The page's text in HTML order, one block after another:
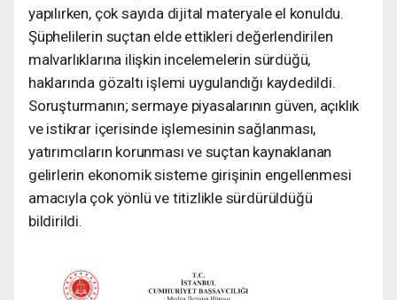
yapılırken, çok sayıda dijital materyale el konuldu.
Şüphelilerin suçtan elde ettikleri değerlendirilen
malvarlıklarına ilişkin incelemelerin sürdüğü,
haklarında gözaltı işlemi uygulandığı kaydedildi.
Soruşturmanın; sermaye piyasalarının güven, açıklık
ve istikrar içerisinde işlemesinin sağlanması,
yatırımcıların korunması ve suçtan kaynaklanan
gelirlerin ekonomik sisteme girişinin engellenmesi
amacıyla çok yönlü ve titizlikle sürdürüldüğü
bildirildi.